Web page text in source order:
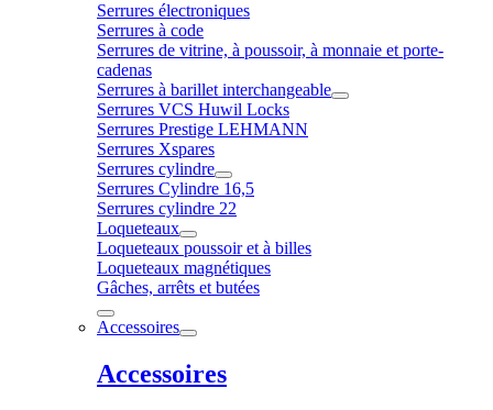
Serrures électroniques
Serrures à code
Serrures de vitrine, à poussoir, à monnaie et porte-
cadenas
Serrures à barillet interchangeable
Serrures VCS Huwil Locks
Serrures Prestige LEHMANN
Serrures Xspares
Serrures cylindre
Serrures Cylindre 16,5
Serrures cylindre 22
Loqueteaux
Loqueteaux poussoir et à billes
Loqueteaux magnétiques
Gâches, arrêts et butées
Accessoires
Accessoires